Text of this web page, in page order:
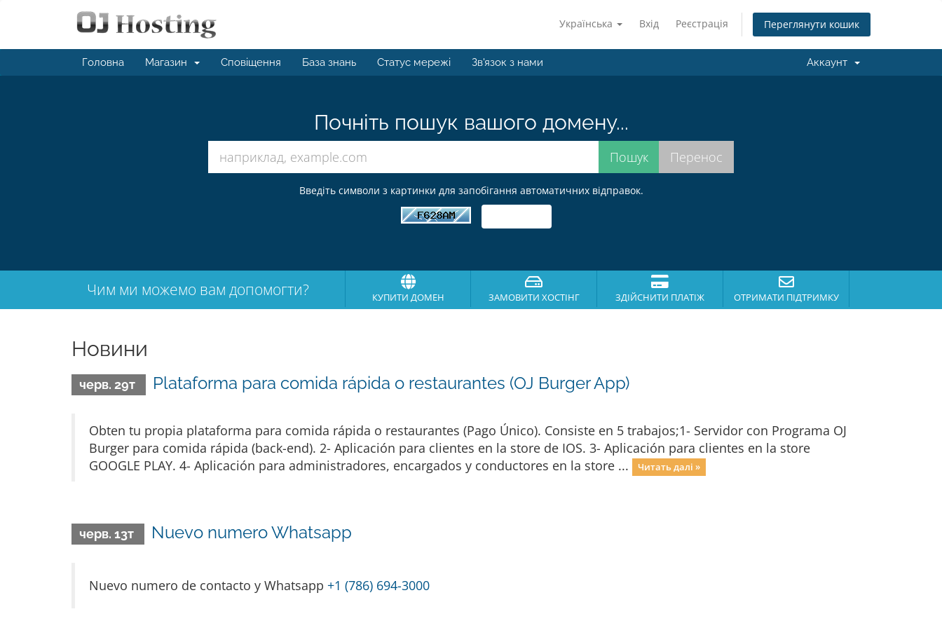
Українська Вхід Реєстрація Переглянути кошик
Головна Магазин Сповіщення База знань Статус мережі Зв'язок з нами Аккаунт
Почніть пошук вашого домену...
Введіть символи з картинки для запобігання автоматичних відправок.
Чим ми можемо вам допомогти? КУПИТИ ДОМЕН ЗАМОВИТИ ХОСТІНГ ЗДІЙСНИТИ ПЛАТІЖ ОТРИМАТИ ПІДТРИМКУ
Новини
черв. 29т Plataforma para comida rápida o restaurantes (OJ Burger App)
Obten tu propia plataforma para comida rápida o restaurantes (Pago Único). Consiste en 5 trabajos;1- Servidor con Programa OJ
Burger para comida rápida (back-end). 2- Aplicación para clientes en la store de IOS. 3- Aplicación para clientes en la store
GOOGLE PLAY. 4- Aplicación para administradores, encargados y conductores en la store ...
Читать далі »
черв. 13т Nuevo numero Whatsapp
Nuevo numero de contacto y Whatsapp +1 (786) 694-3000